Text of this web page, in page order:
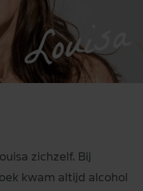
Louisa
zichzelf. Bij
kwam altijd alcohol